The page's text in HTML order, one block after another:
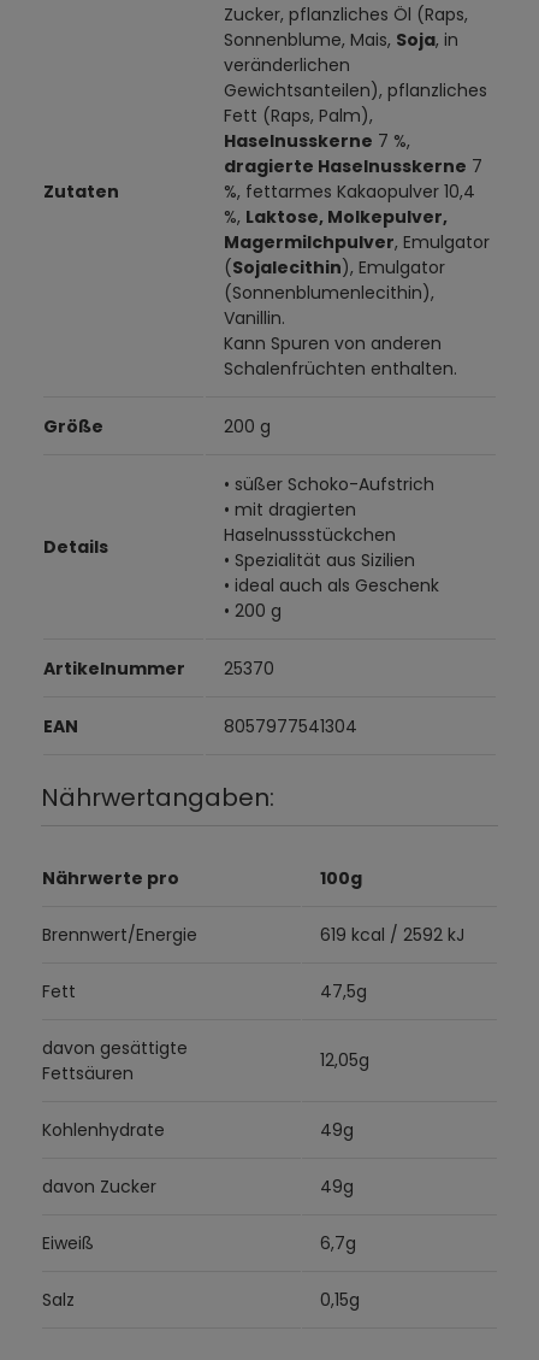
Zutaten
Zucker, pflanzliches Öl (Raps,
Sonnenblume, Mais, Soja, in
veränderlichen
Gewichtsanteilen), pflanzliches
Fett (Raps, Palm),
Haselnusskerne 7 %,
dragierte Haselnusskerne 7
%, fettarmes Kakaopulver 10,4
%, Laktose, Molkepulver,
Magermilchpulver, Emulgator
(Sojalecithin), Emulgator
(Sonnenblumenlecithin),
Vanillin.
Kann Spuren von anderen
Schalenfrüchten enthalten.
Größe 200 g
Details
• süßer Schoko-Aufstrich
• mit dragierten
Haselnussstückchen
• Spezialität aus Sizilien
• ideal auch als Geschenk
• 200 g
Artikelnummer 25370
EAN 8057977541304
Nährwertangaben:
Nährwerte pro 100g
Brennwert/Energie 619 kcal / 2592 kJ
Fett 47,5g
davon gesättigte
Fettsäuren
12,05g
Kohlenhydrate 49g
davon Zucker 49g
Eiweiß 6,7g
Salz 0,15g